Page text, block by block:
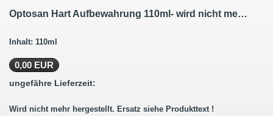
Optosan Hart Aufbewahrung 110ml- wird nicht mehr hergestellt der- Nachfolger
Inhalt: 110ml
0,00 EUR
ungefähre Lieferzeit:
Wird nicht mehr hergestellt. Ersatz siehe Produkttext !